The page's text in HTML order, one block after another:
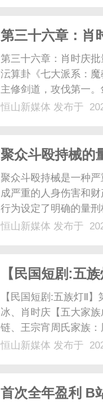
第三十六章：肖
周海冰头疼，蒋
第三十六章：肖时庆
沄算卦《七大派系：
主修剑道，攻伐第一
（剑法飘逸，人称“剑
恒山新媒体 发布于
聚众斗殴持械的
聚众斗殴持械是一种
成严重的人身伤害和
行为设定了明确的量
相关法律规定。首先
恒山新媒体 发布于
【民国短剧:五
凤、肖时美、周
【民国短剧:五族灯Ⅱ
冰、肖时庆【五大家
链、王宗宵周氏家族
族：金万瑜、金事凤
恒山新媒体 发布于
首次全年盈利 B